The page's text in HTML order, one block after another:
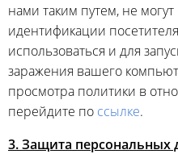
нами таким путем, не
идентификации
использоваться и для
заражения вашего
просмотра политики в
перейдите по ссылке.
3. Защита персональных